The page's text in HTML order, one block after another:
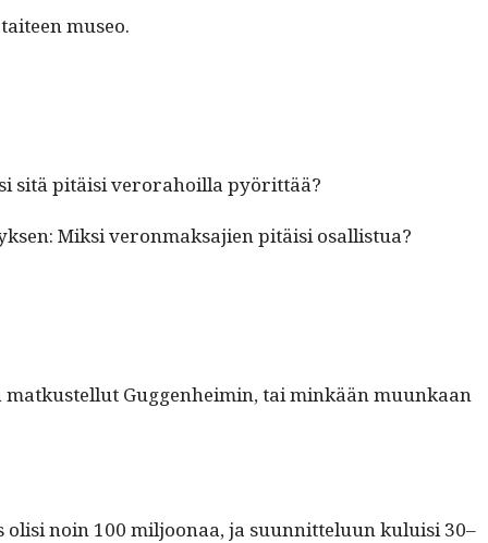
museo.
sitä pitäisi verora­hoil­la pyörittää?
Mik­si veron­mak­sajien pitäisi osallistua?
matkustel­lut Guggen­heimin, tai minkään muunkaan
noin 100 miljoon­aa, ja suun­nit­telu­un kuluisi 30–